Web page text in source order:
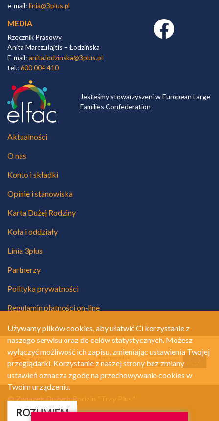
e-mail: linia@3plus.pl
MEDIA
Rzecznik Prasowy
Anita Marczułajtis – Łodzińska
E-mail: anita.lodzinska@3plus.pl
tel.: 600 004 410
Facebook link
Jesteśmy stowarzyszeni w European Large
Families Confederation
Aktualności
O nas
Konto i składki
Opinie i stanowiska
Karta Dużej Rodziny
Koła i oddziały
Linia 3plus
Partnerzy
Polityka prywatności
Regulamin płatności on-line
Polityka prywatności
Używamy plików cookies, aby ułatwić Ci korzystanie z
naszego serwisu oraz do celów statystycznych. Możesz
wyłączyć możliwość ich zapisu, zmieniając ustawienia Twojej
przeglądarki. Korzystanie z naszej strony bez zmiany
ustawień oznacza zgodę na przechowywanie cookies w
Twoim urządzeniu.
ROZUMIEM